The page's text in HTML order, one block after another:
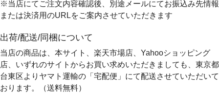
※当店にてご注文内容確認後、別途メールにてお振込み先情報
または決済用のURLをご案内させていただきます
出荷/配送/同梱について
当店の商品は、本サイト、楽天市場店、Yahooショッピング
店、いずれのサイトからお買い求めいただきましても、 東京都
台東区よりヤマト運輸の「宅配便」にて配送させていただいて
おります。（送料無料）